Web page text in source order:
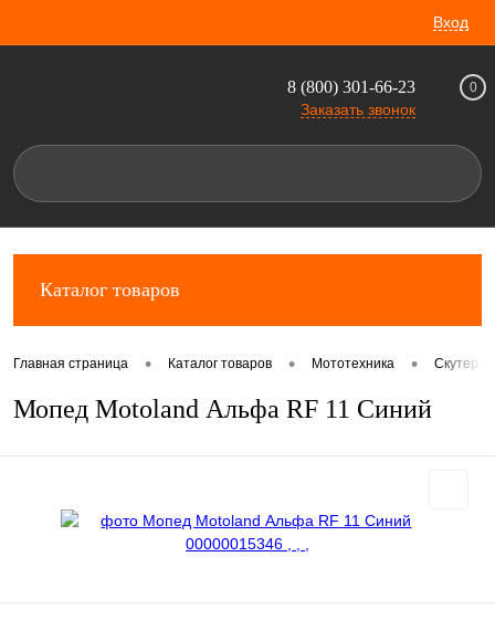
Вход
8 (800) 301-66-23
Заказать звонок
0
Каталог товаров
Главная страница • Каталог товаров • Мототехника • Скутеры
Мопед Motoland Альфа RF 11 Синий